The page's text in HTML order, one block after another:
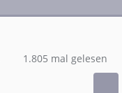
1.805 mal gelesen